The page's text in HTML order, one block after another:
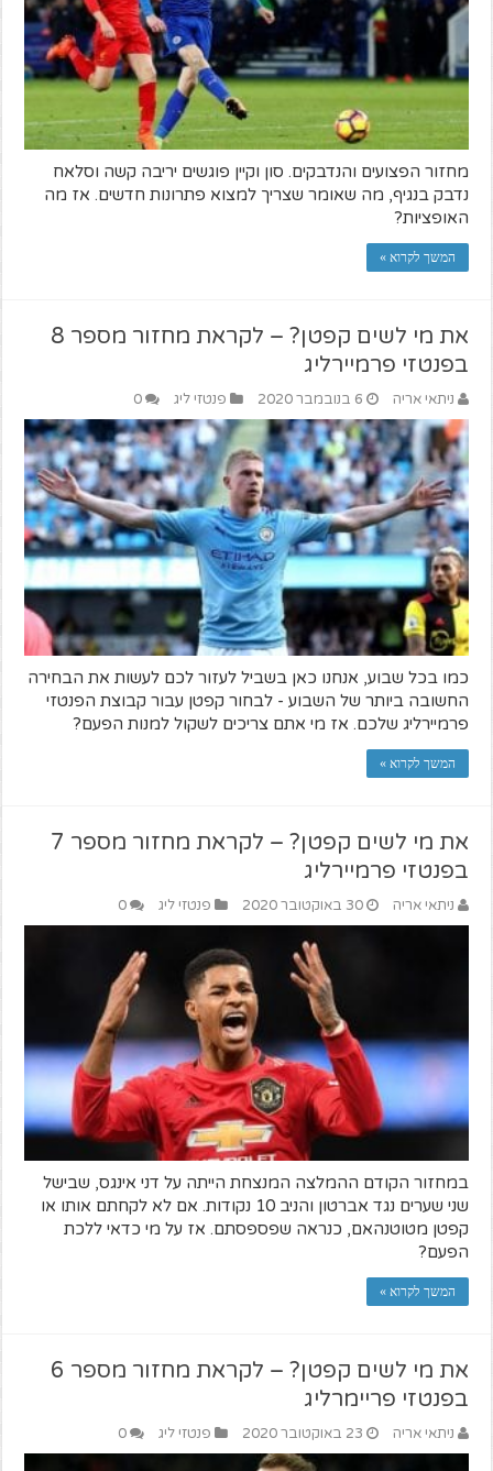
מחזור הפצועים והנדבקים. סון וקיין פוגשים יריבה קשה וסלאח
נדבק בנגיף, מה שאומר שצריך למצוא פתרונות חדשים. אז מה
האופציות?
המשך לקרוא »
את מי לשים קפטן? – לקראת מחזור מספר 8
בפנטזי פרמיירליג
ניתאי אריה 6 בנובמבר 2020 פנטזי ליג 0
כמו בכל שבוע, אנחנו כאן בשביל לעזור לכם לעשות את הבחירה
החשובה ביותר של השבוע - לבחור קפטן עבור קבוצת הפנטזי
פרמיירליג שלכם. אז מי אתם צריכים לשקול למנות הפעם?
המשך לקרוא »
את מי לשים קפטן? – לקראת מחזור מספר 7
בפנטזי פרמיירליג
ניתאי אריה 30 באוקטובר 2020 פנטזי ליג 0
במחזור הקודם ההמלצה המנצחת הייתה על דני אינגס, שבישל
שני שערים נגד אברטון והניב 10 נקודות. אם לא לקחתם אותו או
קפטן מטוטנהאם, כנראה שפספסתם. אז על מי כדאי ללכת
הפעם?
המשך לקרוא »
את מי לשים קפטן? – לקראת מחזור מספר 6
בפנטזי פריימרליג
ניתאי אריה 23 באוקטובר 2020 פנטזי ליג 0